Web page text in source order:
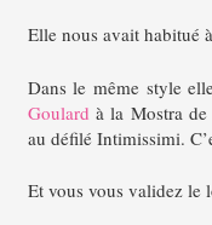
Elle nous avait habitué
Dans le même style
Goulard à la Mostra
au défilé Intimissimi.
Et vous vous validez le